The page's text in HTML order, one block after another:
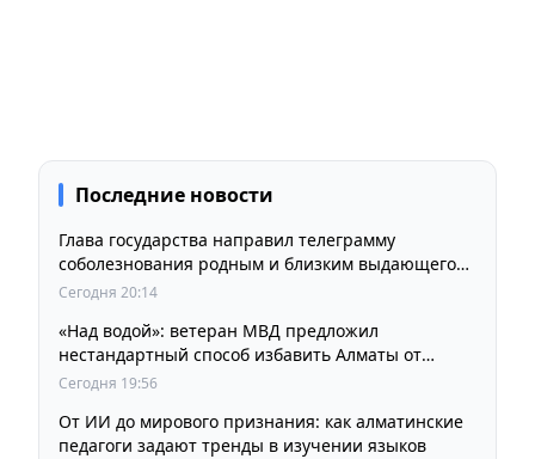
Последние новости
Глава государства направил телеграмму
соболезнования родным и близким выдающегося
кинорежиссера Ардака Амиркулова
Сегодня 20:14
«Над водой»: ветеран МВД предложил
нестандартный способ избавить Алматы от
пробок и смога
Сегодня 19:56
От ИИ до мирового признания: как алматинские
педагоги задают тренды в изучении языков